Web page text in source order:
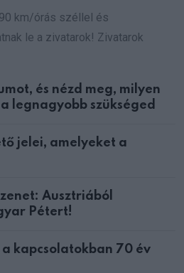
km/órás széllel és
le a zivatarok! Zivatarok
és nézd meg, milyen
legnagyobb szükséged
jelei, amelyeket a
Ausztriából
Pétert!
a kapcsolatokban 70 év